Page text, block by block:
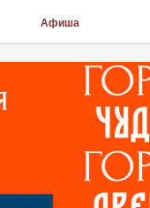
Афиша